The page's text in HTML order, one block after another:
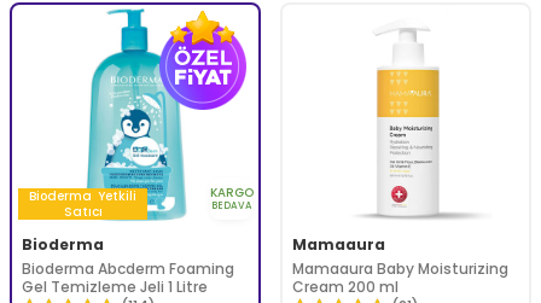
Bioderma Yetkili
Satıcı
KARGO
BEDAVA
Bioderma
Bioderma Abcderm Foaming
Gel Temizleme Jeli 1 Litre
Mamaaura
Mamaaura Baby Moisturizing
Cream 200 ml